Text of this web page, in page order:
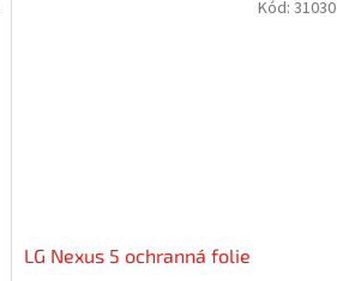
LG Nexus 5 ochranná folie
Kód: 31030